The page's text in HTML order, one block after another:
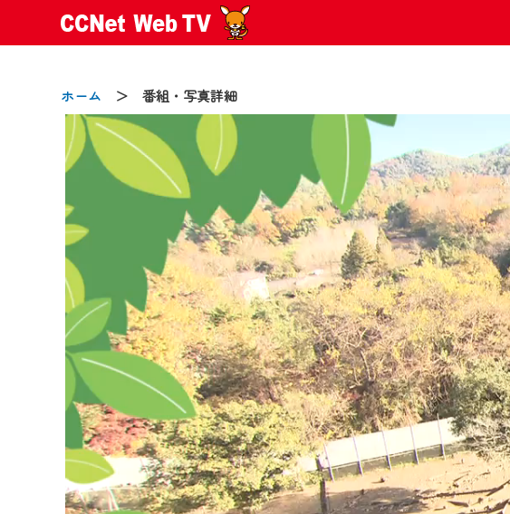
ホーム ＞ 番組・写真詳細
2024/09/02
動画配信サービス『CCNet Web TV』は2024
【変更点】
◆デザイン変更により、お住まいの地域の動
◆当社アプリやＰＣブラウザから、いつでも
CCNetサービスエリア20市町の地域情報番組
【ご注意】
2024年9月24日からはご加入者様へのサービ
『CCNet Web TV』を利用いただくには、一
CCNetサービスへの加入と『CCNetマイペー
何卒、ご理解ご了承の程よろしくお願いいた